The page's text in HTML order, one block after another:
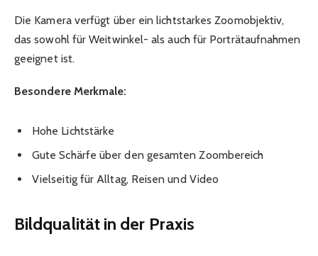
Die Kamera verfügt über ein lichtstarkes Zoomobjektiv,
das sowohl für Weitwinkel- als auch für Porträtaufnahmen
geeignet ist.
Besondere Merkmale:
Hohe Lichtstärke
Gute Schärfe über den gesamten Zoombereich
Vielseitig für Alltag, Reisen und Video
Bildqualität in der Praxis